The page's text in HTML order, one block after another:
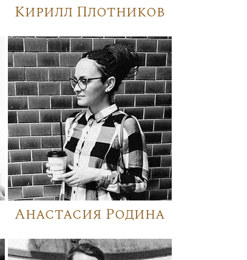
Кирилл Плотников
Анастасия Родина